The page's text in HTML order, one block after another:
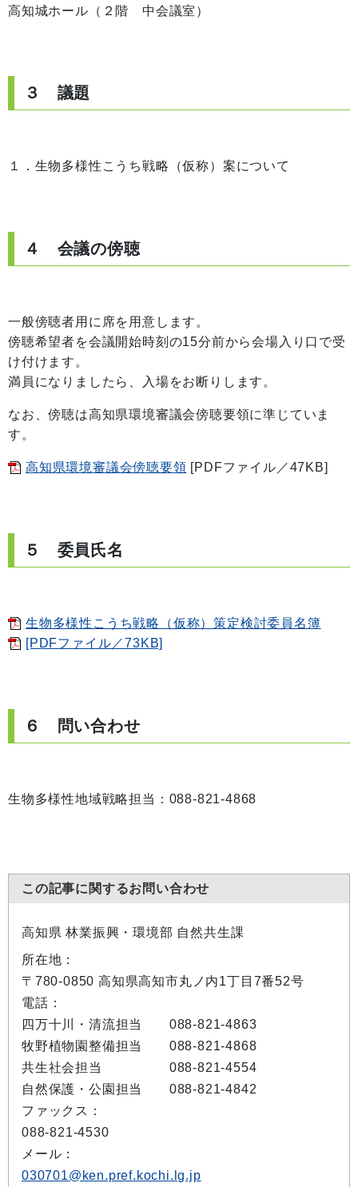
高知城ホール（２階 中会議室）
３ 議題
１．生物多様性こうち戦略（仮称）案について
４ 会議の傍聴
一般傍聴者用に席を用意します。
傍聴希望者を会議開始時刻の15分前から会場入り口で受
け付けます。
満員になりましたら、入場をお断りします。
なお、傍聴は高知県環境審議会傍聴要領に準じていま
す。
高知県環境審議会傍聴要領 [PDFファイル／47KB]
５ 委員氏名
生物多様性こうち戦略（仮称）策定検討委員名簿
[PDFファイル／73KB]
６ 問い合わせ
生物多様性地域戦略担当：088-821-4868
この記事に関するお問い合わせ
高知県 林業振興・環境部 自然共生課
所在地：
〒780-0850 高知県高知市丸ノ内1丁目7番52号
電話：
四万十川・清流担当 088-821-4863
牧野植物園整備担当 088-821-4868
共生社会担当 088-821-4554
自然保護・公園担当 088-821-4842
ファックス：
088-821-4530
メール：
030701@ken.pref.kochi.lg.jp